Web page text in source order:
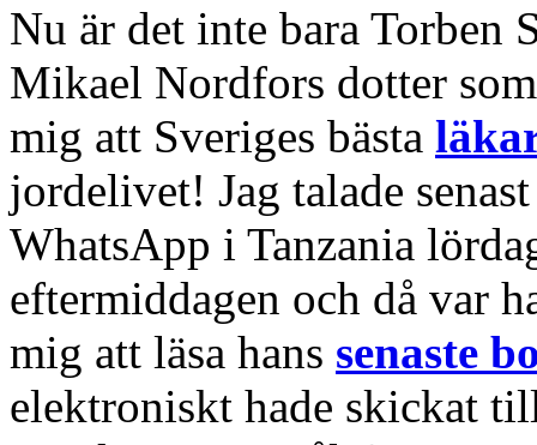
Nu är det inte bara Torben
Mikael Nordfors dotter
mig att Sveriges bästa
jordelivet! Jag talade
WhatsApp i Tanzania
eftermiddagen och då var
mig att läsa hans senaste
elektroniskt hade skickat